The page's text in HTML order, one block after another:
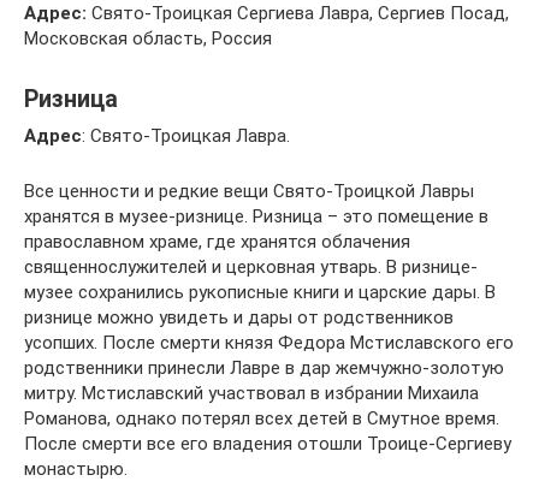
Адрес: Свято-Троицкая Сергиева Лавра, Сергиев Посад,
Московская область, Россия
Ризница
Адрес: Свято-Троицкая Лавра.
Все ценности и редкие вещи Свято-Троицкой Лавры
хранятся в музее-ризнице. Ризница – это помещение в
православном храме, где хранятся облачения
священнослужителей и церковная утварь. В ризнице-
музее сохранились рукописные книги и царские дары. В
ризнице можно увидеть и дары от родственников
усопших. После смерти князя Федора Мстиславского его
родственники принесли Лавре в дар жемчужно-золотую
митру. Мстиславский участвовал в избрании Михаила
Романова, однако потерял всех детей в Смутное время.
После смерти все его владения отошли Троице-Сергиеву
монастырю.